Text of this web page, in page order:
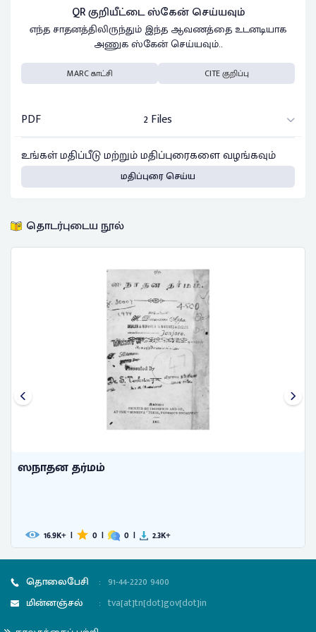
QR குறியீட்டை ஸ்கேன் செய்யவும்
எந்த சாதனத்திலிருந்தும் இந்த ஆவணத்தை உடனடியாக
அணுக ஸ்கேன் செய்யவும்..
MARC காட்சி CITE குறிப்பு
PDF
2 Files
உங்கள் மதிப்பீடு மற்றும் மதிப்புரைகளை வழங்கவும்
மதிப்புரை செய்ய
தொடர்புடைய நூல்
ஸநாதன தர்மம்
16.9K+ | 0 | 0 | 2.3K+
தொலைபேசி : 91-44-2220 9400
மின்னஞ்சல்
: tva[at]tn[dot]gov[dot]in